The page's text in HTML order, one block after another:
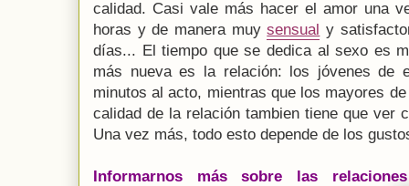
calidad. Casi vale más hacer el amor una
horas y de manera muysensual y
días... El tiempo que se dedica al sexo es
más nueva es la relación: los jóvenes de
minutos al acto, mientras que los mayores
calidad de la relación tambien tiene que ver
Una vez más, todo esto depende de los
Informarnos más sobre las